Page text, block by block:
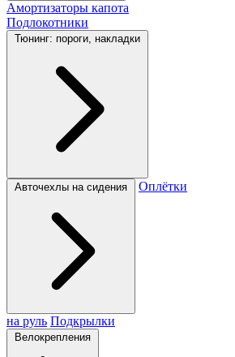
Амортизаторы капота
Подлокотники
Тюнинг: пороги, накладки
Авточехлы на сидения Оплётки
на руль Подкрылки
Велокрепления